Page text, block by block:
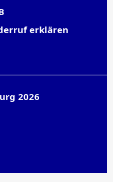
erklären
2026